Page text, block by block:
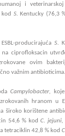
i
S. Kentucky (76,3
producirajuća S.
na ciprofloksacin
ovim
važnim antibioticima.
Campylobacter,
hranom u
široko korištene
54,6 % kodC. jejuni,
tetraciklin 42,8 % kod